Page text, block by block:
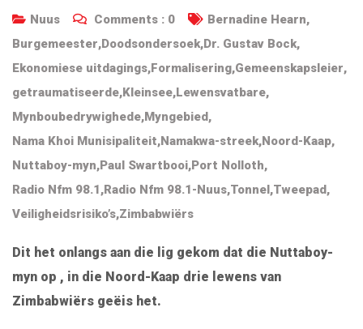
Nuus Comments : 0 Bernadine Hearn,
Burgemeester,Doodsondersoek,Dr. Gustav Bock,
Ekonomiese uitdagings,Formalisering,Gemeenskapsleier,
getraumatiseerde,Kleinsee,Lewensvatbare,
Mynboubedrywighede,Myngebied,
Nama Khoi Munisipaliteit,Namakwa-streek,Noord-Kaap,
Nuttaboy-myn,Paul Swartbooi,Port Nolloth,
Radio Nfm 98.1,Radio Nfm 98.1-Nuus,Tonnel,Tweepad,
Veiligheidsrisiko’s,Zimbabwiërs
Dit het onlangs aan die lig gekom dat die Nuttaboy-
myn op , in die Noord-Kaap drie lewens van
Zimbabwiërs geëis het.